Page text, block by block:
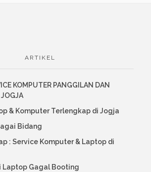
ARTIKEL
KOMPUTER PANGGILAN DAN
& Komputer Terlengkap di Jogja
Bidang
: Service Komputer & Laptop di
Laptop Gagal Booting